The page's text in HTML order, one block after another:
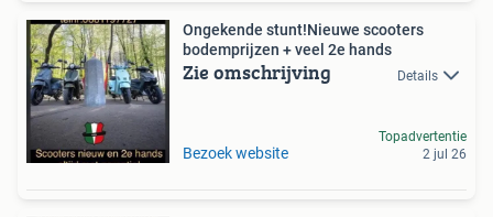
Ongekende stunt!Nieuwe scooters
bodemprijzen + veel 2e hands
Zie omschrijving Details
Bezoek website
Topadvertentie
2 jul 26